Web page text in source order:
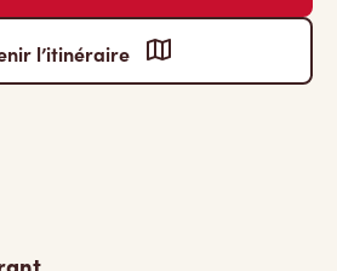
l’itinéraire